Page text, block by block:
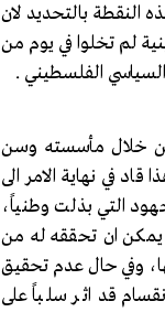
النقطة بالتحديد لان
لم تخلوا في يوم من
الفلسطيني .
خلال مأسسته وسن
في نهاية الامر الى
التي بذلت وطنياً،
يمكن ان تحققه له من
وفي حال عدم تحقيق
قد اثر سلباً على